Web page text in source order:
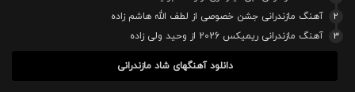
2
آهنگ مازندرانی جشن خصوصی از لطف الله هاشم زاده
3
آهنگ مازندرانی ریمیکس 2026 از وحید ولی زاده
دانلود آهنگهای شاد مازندرانی